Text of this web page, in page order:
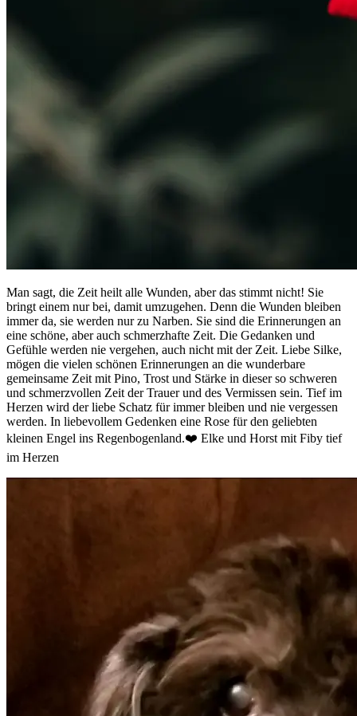
Man sagt, die Zeit heilt alle Wunden, aber das stimmt nicht! Sie
bringt einem nur bei, damit umzugehen. Denn die Wunden bleiben
immer da, sie werden nur zu Narben. Sie sind die Erinnerungen an
eine schöne, aber auch schmerzhafte Zeit. Die Gedanken und
Gefühle werden nie vergehen, auch nicht mit der Zeit. Liebe Silke,
mögen die vielen schönen Erinnerungen an die wunderbare
gemeinsame Zeit mit Pino, Trost und Stärke in dieser so schweren
und schmerzvollen Zeit der Trauer und des Vermissen sein. Tief im
Herzen wird der liebe Schatz für immer bleiben und nie vergessen
werden. In liebevollem Gedenken eine Rose für den geliebten
kleinen Engel ins Regenbogenland.❤️ Elke und Horst mit Fiby tief
im Herzen